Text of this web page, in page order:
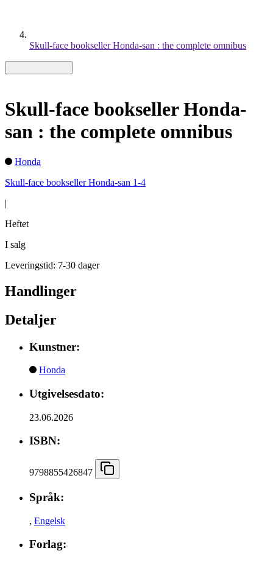
Skull-face bookseller Honda-san : the complete omnibus
Skull-face bookseller Honda-
san : the complete omnibus
Honda
Skull-face bookseller Honda-san 1-4
|
Heftet
I salg
Leveringstid: 7-30 dager
Handlinger
Detaljer
Kunstner:
Honda
Utgivelsesdato:
23.06.2026
ISBN:
9798855426847
Språk:
, Engelsk
Forlag: